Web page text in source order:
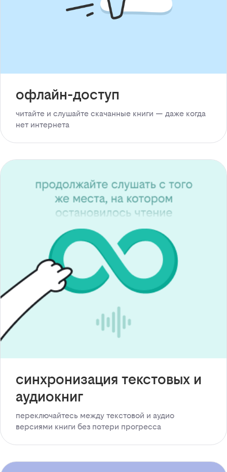
офлайн-доступ
читайте и слушайте скачанные книги — даже когда
нет интернета
синхронизация текстовых и
аудиокниг
переключайтесь между текстовой и аудио
версиями книги без потери прогресса